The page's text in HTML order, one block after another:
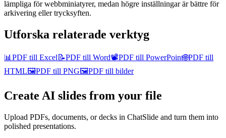
lämpliga för webbminiatyrer, medan högre inställningar är bättre för
arkivering eller trycksyften.
Utforska relaterade verktyg
📊 PDF till Excel 📝PDF till Word📽️PDF till PowerPoint🌐PDF till
HTML🖼️PDF till PNG🖼️PDF till bilder
Create AI slides from your file
Upload PDFs, documents, or decks in ChatSlide and turn them into
polished presentations.